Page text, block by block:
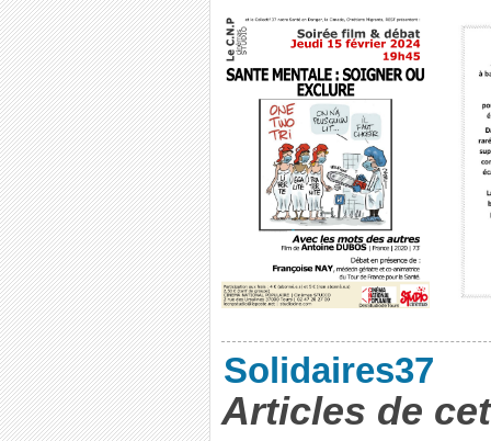
Solidaires37
Articles de